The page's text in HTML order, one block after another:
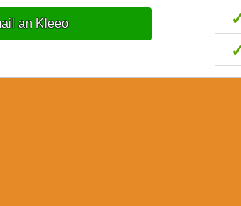
an Kleeo